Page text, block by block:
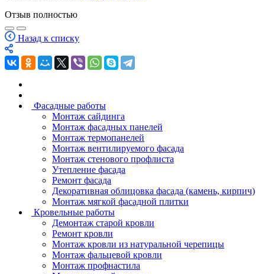
Отзыв полностью
Назад к списку
Фасадные работы
Монтаж сайдинга
Монтаж фасадных панелей
Монтаж термопанелей
Монтаж вентилируемого фасада
Монтаж стенового профлиста
Утепление фасада
Ремонт фасада
Декоративная облицовка фасада (камень, кирпич)
Монтаж мягкой фасадной плитки
Кровельные работы
Демонтаж старой кровли
Ремонт кровли
Монтаж кровли из натуральной черепицы
Монтаж фальцевой кровли
Монтаж профнастила